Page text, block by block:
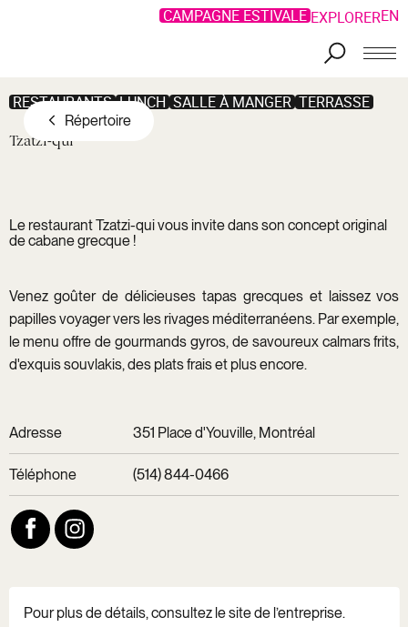
Aller au contenu principal
CAMPAGNE ESTIVALE EXPLOREREN
Répertoire
RESTAURANTS LUNCH SALLE À MANGER TERRASSE
Tzatzi-qui
Le restaurant Tzatzi-qui vous invite dans son concept original
de cabane grecque !
Venez goûter de délicieuses tapas grecques et laissez vos
papilles voyager vers les rivages méditerranéens. Par exemple,
le menu offre de gourmands gyros, de savoureux calmars frits,
d'exquis souvlakis, des plats frais et plus encore.
Adresse 351 Place d'Youville, Montréal
Téléphone (514) 844-0466
Pour plus de détails, consultez le site de l’entreprise.